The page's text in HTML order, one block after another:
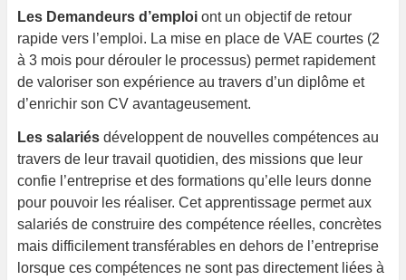
Les Demandeurs d’emploiont un objectif de retour
rapide vers l’emploi. La mise en place de VAE courtes (2
à 3 mois pour dérouler le processus) permet rapidement
de valoriser son expérience au travers d’un diplôme et
d’enrichir son CV avantageusement.
Les salariésdéveloppent de nouvelles compétences au
travers de leur travail quotidien, des missions que leur
confie l’entreprise et des formations qu’elle leurs donne
pour pouvoir les réaliser. Cet apprentissage permet aux
salariés de construire des compétence réelles, concrètes
mais difficilement transférables en dehors de l’entreprise
lorsque ces compétences ne sont pas directement liées à